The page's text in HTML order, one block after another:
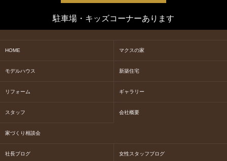
駐車場・キッズコーナーあります
HOME マクスの家
モデルハウス 新築住宅
リフォーム ギャラリー
スタッフ 会社概要
家づくり相談会
社長ブログ 女性スタッフブログ